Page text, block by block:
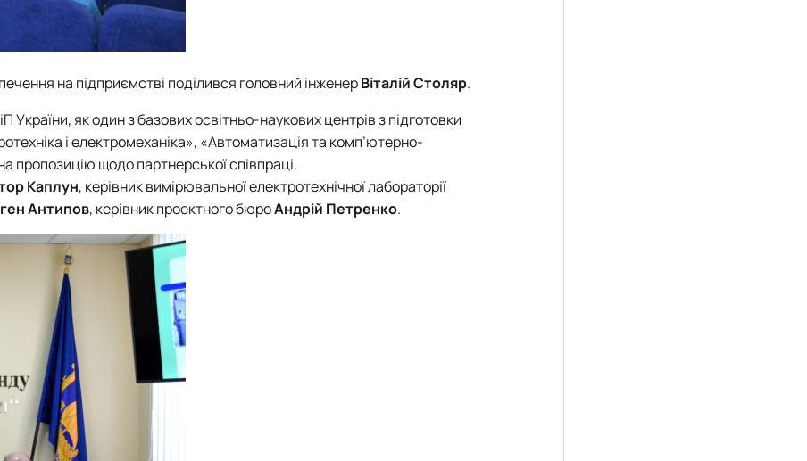
на підприємстві поділився головний інженерВіталій Столяр.
України, як один з базових освітньо-наукових центрів з підготовки
і електромеханіка», «Автоматизація та комп’ютерно-
пропозицію щодо партнерської співпраці.
Каплун, керівник вимірювальної електротехнічної лабораторії
Антипов, керівник проектного бюроАндрій Петренко.